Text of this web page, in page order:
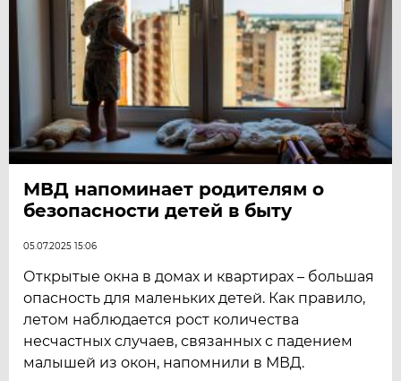
МВД напоминает родителям о
безопасности детей в быту
05.07.2025 15:06
Открытые окна в домах и квартирах – большая
опасность для маленьких детей. Как правило,
летом наблюдается рост количества
несчастных случаев, связанных с падением
малышей из окон, напомнили в МВД.